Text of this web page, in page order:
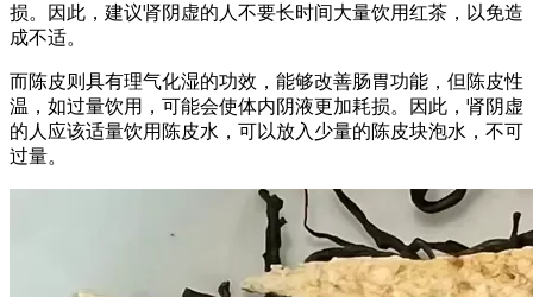
损。因此，建议肾阴虚的人不要长时间大量饮用红茶，以免造
成不适。
而陈皮则具有理气化湿的功效，能够改善肠胃功能，但陈皮性
温，如过量饮用，可能会使体内阴液更加耗损。因此，肾阴虚
的人应该适量饮用陈皮水，可以放入少量的陈皮块泡水，不可
过量。